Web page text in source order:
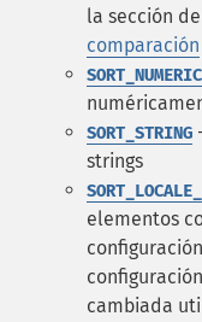
la sección
comparación
SORT_NUMERIC
SORT_STRING
strings
elementos
cambiada